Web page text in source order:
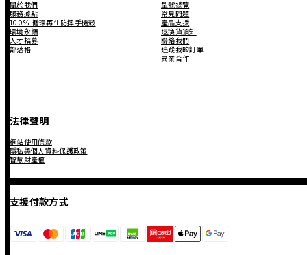
關於我們
服務據點
100% 循環再生防摔手機殼
環境永續
人才招募
部落格
型號總覽
常見問題
產品支援
退換貨須知
聯絡我們
追蹤我的訂單
異業合作
法律聲明
網站使用條款
隱私與個人資料保護政策
智慧財產權
支援付款方式